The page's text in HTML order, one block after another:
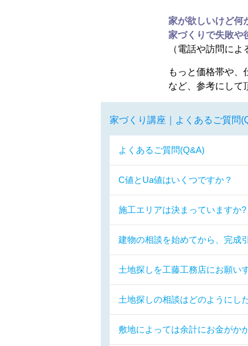
家が欲しいけど何
家づくりで失敗や
（電話や訪問に
もっと価格帯や
など、参考にして
家づくり講座｜よくあるご質問
よくあるご質問(Q&A)
C値とUa値はいくつですか？
施工エリアは決まっていますか?
建物の相談を始めてから、完成
土地探しを工藤工務店にお願い
土地探しの相談はどのようにし
敷地によっては余計にお金がか